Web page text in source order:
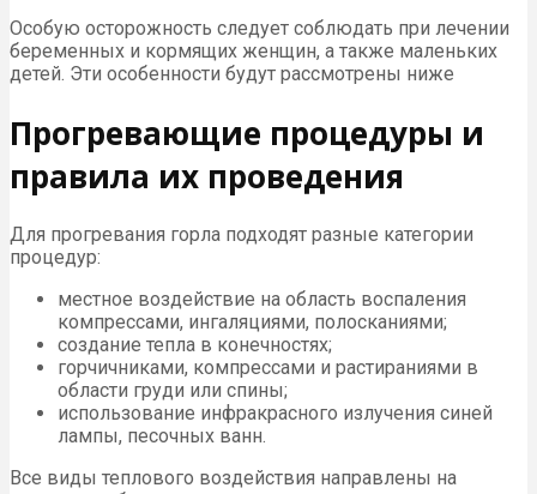
Особую осторожность следует соблюдать при лечении
беременных и кормящих женщин, а также маленьких
детей. Эти особенности будут рассмотрены ниже
Прогревающие процедуры и
правила их проведения
Для прогревания горла подходят разные категории
процедур:
местное воздействие на область воспаления
компрессами, ингаляциями, полосканиями;
создание тепла в конечностях;
горчичниками, компрессами и растираниями в
области груди или спины;
использование инфракрасного излучения синей
лампы, песочных ванн.
Все виды теплового воздействия направлены на